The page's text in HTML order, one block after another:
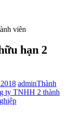
viên
hạn 2
adminThành
ty TNHH 2 thành